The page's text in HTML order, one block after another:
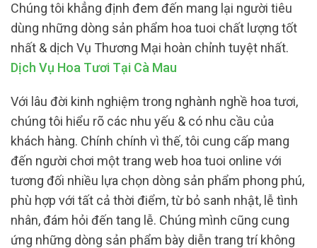
Chúng tôi khẳng định đem đến mang lại người tiêu
dùng những dòng sản phẩm hoa tuoi chất lượng tốt
nhất & dịch Vụ Thương Mại hoàn chỉnh tuyệt nhất.
Dịch Vụ Hoa Tươi Tại Cà Mau
Với lâu đời kinh nghiệm trong nghành nghề hoa tươi,
chúng tôi hiểu rõ các nhu yếu & có nhu cầu của
khách hàng. Chính chính vì thế, tôi cung cấp mang
đến người chơi một trang web hoa tuoi online với
tương đối nhiều lựa chọn dòng sản phẩm phong phú,
phù hợp với tất cả thời điểm, từ bỏ sanh nhật, lễ tình
nhân, đám hỏi đến tang lễ. Chúng mình cũng cung
ứng những dòng sản phẩm bày diễn trang trí không